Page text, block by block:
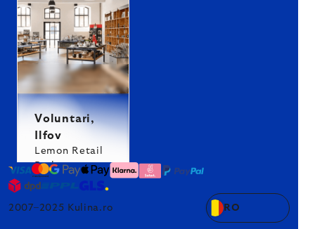
Voluntari,
Ilfov
Lemon Retail
Park
2007–2025 Kulina.ro RO